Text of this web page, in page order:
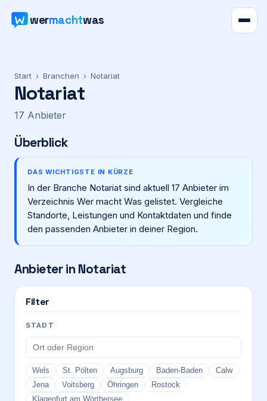
wermachtwas
Karte
Ratgeber
Werbung
Preise
Firma eintragen
Start › Branchen › Notariat
Notariat
17 Anbieter
Überblick
DAS WICHTIGSTE IN KÜRZE
In der Branche Notariat sind aktuell 17 Anbieter im
Verzeichnis Wer macht Was gelistet. Vergleiche
Standorte, Leistungen und Kontaktdaten und finde
den passenden Anbieter in deiner Region.
Anbieter in Notariat
Filter
STADT
Wels St. Pölten Augsburg Baden-Baden
Calw
Jena
Voitsberg Öhringen
Rostock
Klagenfurt am Wörthersee